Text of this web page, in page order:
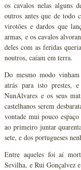
os cavalos nelas alguns
outros antes que de todo
virotões e dardos que
armas, e os cavalos
deles com as feridas
noutros, caíam em terra.
Do mesmo modo
atrás para isto prestes,
NunÁlvares e os seus
castelhanos serem
vontade mui pouco
ao primeiro juntar
sete, e dos portugueses
Entre aqueles foi aí
Sevilha, e Rui Gonçalvez